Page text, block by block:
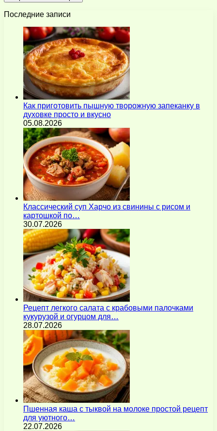
Последние записи
Как приготовить пышную творожную запеканку в
духовке просто и вкусно
05.08.2026
Классический суп Харчо из свинины с рисом и
картошкой по…
30.07.2026
Рецепт легкого салата с крабовыми палочками
кукурузой и огурцом для…
28.07.2026
Пшенная каша с тыквой на молоке простой рецепт
для уютного…
22.07.2026